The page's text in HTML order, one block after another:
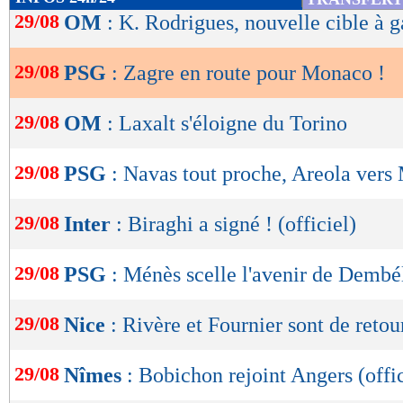
de
OK
29/08 OM : K. Rodrigues, nouvelle cible à
29/08 PSG : Zagre en route pour Monaco !
29/08 OM : Laxalt s'éloigne du Torino
29/08 PSG : Navas tout proche, Areola vers
29/08 Inter : Biraghi a signé ! (officiel)
29/08 PSG : Ménès scelle l'avenir de
29/08 Nice : Rivère et Fournier sont de
29/08 Nîmes : Bobichon rejoint Angers